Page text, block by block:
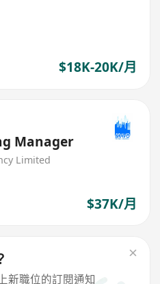
$18K-20K/月
Manager
Limited
$37K/月
新職位的訂閱通知